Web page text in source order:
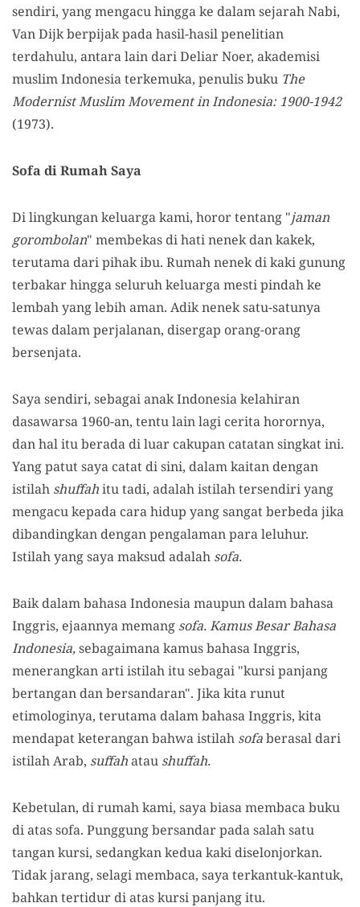
sendiri, yang mengacu hingga ke dalam sejarah Nabi,
Van Dijk berpijak pada hasil-hasil penelitian
terdahulu, antara lain dari Deliar Noer, akademisi
muslim Indonesia terkemuka, penulis buku The
Modernist Muslim Movement in Indonesia: 1900-1942
(1973).
Sofa di Rumah Saya
Di lingkungan keluarga kami, horor tentang "jaman
gorombolan" membekas di hati nenek dan kakek,
terutama dari pihak ibu. Rumah nenek di kaki gunung
terbakar hingga seluruh keluarga mesti pindah ke
lembah yang lebih aman. Adik nenek satu-satunya
tewas dalam perjalanan, disergap orang-orang
bersenjata.
Saya sendiri, sebagai anak Indonesia kelahiran
dasawarsa 1960-an, tentu lain lagi cerita horornya,
dan hal itu berada di luar cakupan catatan singkat ini.
Yang patut saya catat di sini, dalam kaitan dengan
istilah shuffahitu tadi, adalah istilah tersendiri yang
mengacu kepada cara hidup yang sangat berbeda jika
dibandingkan dengan pengalaman para leluhur.
Istilah yang saya maksud adalah sofa.
Baik dalam bahasa Indonesia maupun dalam bahasa
Inggris, ejaannya memang sofa. Kamus Besar Bahasa
Indonesia,sebagaimana kamus bahasa Inggris,
menerangkan arti istilah itu sebagai "kursi panjang
bertangan dan bersandaran". Jika kita runut
etimologinya, terutama dalam bahasa Inggris, kita
mendapat keterangan bahwa istilah sofaberasal dari
istilah Arab, suffahatau shuffah.
Kebetulan, di rumah kami, saya biasa membaca buku
di atas sofa. Punggung bersandar pada salah satu
tangan kursi, sedangkan kedua kaki diselonjorkan.
Tidak jarang, selagi membaca, saya terkantuk-kantuk,
bahkan tertidur di atas kursi panjang itu.